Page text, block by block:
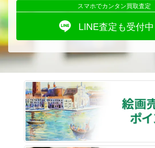
スマホでカンタン買取査定
LINE査定も受付中